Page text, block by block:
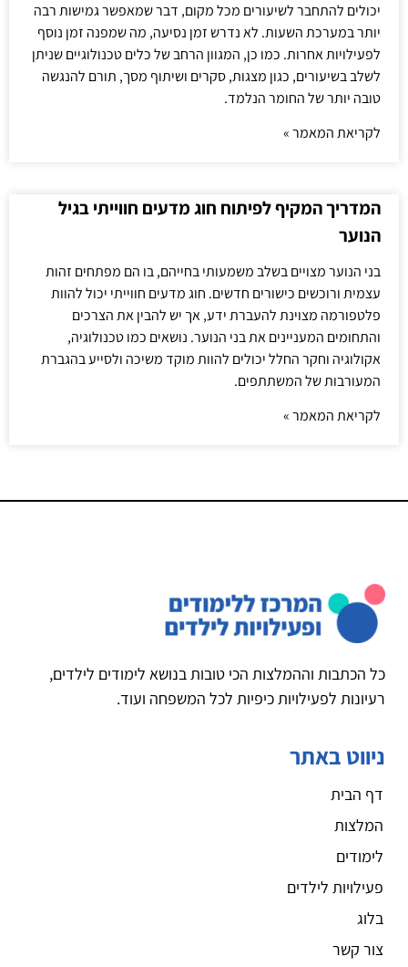
יכולים להתחבר לשיעורים מכל מקום, דבר שמאפשר גמישות רבה
יותר במערכת השעות. לא נדרש זמן נסיעה, מה שמפנה זמן נוסף
לפעילויות אחרות. כמו כן, המגוון הרחב של כלים טכנולוגיים שניתן
לשלב בשיעורים, כגון מצגות, סקרים ושיתוף מסך, תורם להנגשה
טובה יותר של החומר הנלמד.
לקריאת המאמר »
המדריך המקיף לפיתוח חוג מדעים חווייתי בגיל
הנוער
בני הנוער מצויים בשלב משמעותי בחייהם, בו הם מפתחים זהות
עצמית ורוכשים כישורים חדשים. חוג מדעים חווייתי יכול להוות
פלטפורמה מצוינת להעברת ידע, אך יש להבין את הצרכים
והתחומים המעניינים את בני הנוער. נושאים כמו טכנולוגיה,
אקולוגיה וחקר החלל יכולים להוות מוקד משיכה ולסייע בהגברת
המעורבות של המשתתפים.
לקריאת המאמר »
כל הכתבות וההמלצות הכי טובות בנושא לימודים לילדים,
רעיונות לפעילויות כיפיות לכל המשפחה ועוד.
ניווט באתר
דף הבית
המלצות
לימודים
פעילויות לילדים
בלוג
צור קשר